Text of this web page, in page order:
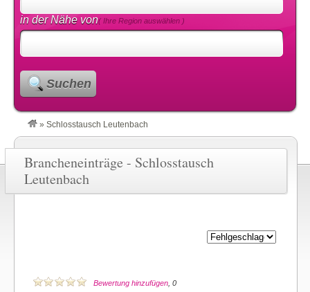
in der Nähe von( Ihre Region auswählen )
Suchen
» Schlosstausch Leutenbach
Brancheneinträge - Schlosstausch
Leutenbach
Bewertung hinzufügen , 0